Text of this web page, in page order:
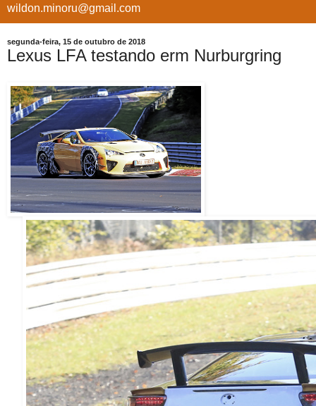
wildon.minoru@gmail.com
segunda-feira, 15 de outubro de 2018
Lexus LFA testando erm Nurburgring